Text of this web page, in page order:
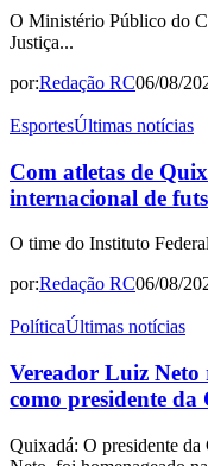
O Ministério Público do
Justiça...
por:Redação RC06/08/
EsportesÚltimas notícias
Com atletas de
internacional de
O time do Instituto
por:Redação RC06/08/
PolíticaÚltimas notícias
Vereador Luiz Neto
como presidente
Quixadá: O presidente